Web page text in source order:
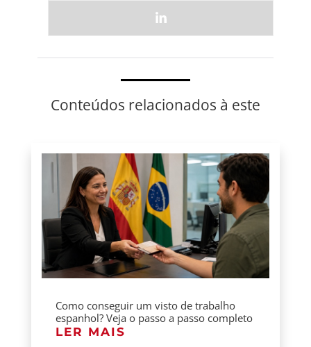
Conteúdos relacionados à este
Como conseguir um visto de trabalho
espanhol? Veja o passo a passo completo
LER MAIS